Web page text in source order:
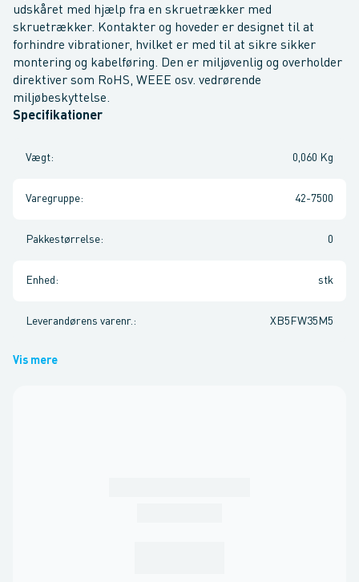
udskåret med hjælp fra en skruetrækker med
skruetrækker. Kontakter og hoveder er designet til at
forhindre vibrationer, hvilket er med til at sikre sikker
montering og kabelføring. Den er miljøvenlig og overholder
direktiver som RoHS, WEEE osv. vedrørende
miljøbeskyttelse.
Specifikationer
Vægt: 0,060 Kg
Varegruppe: 42-7500
Pakkestørrelse: 0
Enhed : stk
Leverandørens varenr. : XB5FW35M5
Vis mere